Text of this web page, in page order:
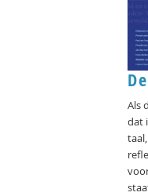
Als
dat